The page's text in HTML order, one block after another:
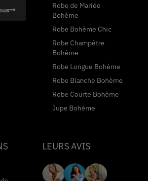
Robe de Mariée
Bohème
Robe Bohème Chic
Robe Champêtre
Bohème
Robe Longue Bohème
Robe Blanche Bohème
Robe Courte Bohème
Jupe Bohème
LEURS AVIS